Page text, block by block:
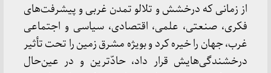
از زمانی که درخشش و تلالو تمدن غربی و پیشرفت‌های
فکری، صنعتی، علمی، اقتصادی، سیاسی و اجتماعی
غرب، جهان را خیره کرد و بویژه مشرق زمین را تحت تأثیر
درخشندگی‌هایش قرار داد، حادّترین و در عین‌حال